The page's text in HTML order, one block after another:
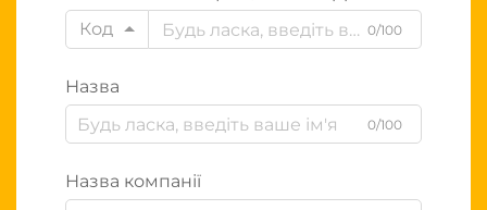
Код
0/100
Назва
0/100
Назва компанії